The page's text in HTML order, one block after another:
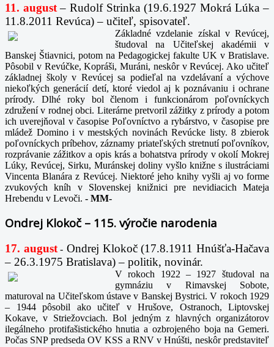
11. august – Rudolf Strinka (19.6.1927 Mokrá Lúka –
11.8.2011 Revúca) – učiteľ, spisovateľ.
Základné vzdelanie získal v Revúcej,
študoval na Učiteľskej akadémii v
Banskej Štiavnici, potom na Pedagogickej fakulte UK v Bratislave.
Pôsobil v Revúčke, Kopráši, Muráni, neskôr v Revúcej. Ako učiteľ
základnej školy v Revúcej sa podieľal na vzdelávaní a výchove
niekoľkých generácií detí, ktoré viedol aj k poznávaniu i ochrane
prírody. Dlhé roky bol členom i funkcionárom poľovníckych
združení v rodnej obci. Literárne pretvoril zážitky z prírody a potom
ich uverejňoval v časopise Poľovníctvo a rybárstvo, v časopise pre
mládež Domino i v mestských novinách Revúcke listy. 8 zbierok
poľovníckych príbehov, záznamy priateľských stretnutí poľovníkov,
rozprávanie zážitkov a opis krás a bohatstva prírody v okolí Mokrej
Lúky, Revúcej, Sirku, Muránskej doliny vyšlo knižne s ilustráciami
Vincenta Blanára z Revúcej. Niektoré jeho knihy vyšli aj vo forme
zvukových kníh v Slovenskej knižnici pre nevidiacich Mateja
Hrebendu v Levoči. - MM-
Ondrej Klokoč – 115. výročie narodenia
17. august- Ondrej Klokoč (17.8.1911 Hnúšťa-Hačava
– 26.3.1975 Bratislava) – politik, novinár.
V rokoch 1922 – 1927 študoval na
gymnáziu v Rimavskej Sobote,
maturoval na Učiteľskom ústave v Banskej Bystrici. V rokoch 1929
– 1944 pôsobil ako učiteľ v Hrušove, Ostranoch, Liptovskej
Kokave, v Striežovciach. Bol jedným z hlavných organizátorov
ilegálneho protifašistického hnutia a ozbrojeného boja na Gemeri.
Počas SNP predseda OV KSS a RNV v Hnúšti, neskôr predstaviteľ